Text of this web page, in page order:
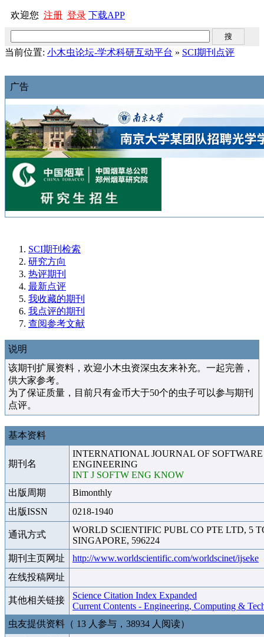
欢迎您 注册 登录 下载APP
当前位置: 小木虫论坛-学术科研互动平台 » SCI期刊点评
广告
SCI期刊检索
研究方向
热评期刊
最新点评
我收藏的期刊
我点评的期刊
查阅参考文献
说明
该期刊扩展资料，欢迎小木虫资深虫友来补充。一起完善，
供大家参考。
为了保证质量，目前只有金币大于50个的虫子可以参与期刊
点评。
基本资料
期刊名
INTERNATIONAL JOURNAL OF
ENGINEERING
INT J SOFTW ENG KNOW
出版周期
Bimonthly
出版ISSN
0218-1940
通讯方式
WORLD SCIENTIFIC PUBL CO PTE LTD, 5
SINGAPORE, 596224
期刊主页网址
http://www.worldscientific.com/worldscinet/ijseke
在线投稿网址
其他相关链接
Science Citation Index Expanded
Current Contents - Engineering, Computing &
虫友提供资料（ 13 人参与，38934 人阅读）